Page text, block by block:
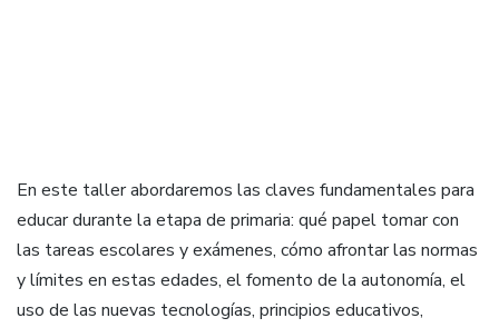
En este taller abordaremos las claves fundamentales para
educar durante la etapa de primaria: qué papel tomar con
las tareas escolares y exámenes, cómo afrontar las normas
y límites en estas edades, el fomento de la autonomía, el
uso de las nuevas tecnologías, principios educativos,